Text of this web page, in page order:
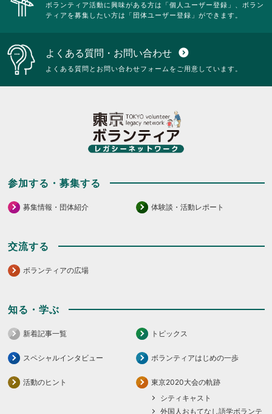
ボランティア活動に興味がある方は「個人ユーザー登録」、ボラン
ティアを募集したい方は「団体ユーザー登録」ができます。
よくある質問・お問い合わせ expand_circle_down
よくある質問とお問い合わせフォームをご用意しています。
参加する・募集する
募集情報・団体紹介 体験談・活動レポート
交流する
ボランティアの広場
知る・学ぶ
新着記事一覧 トピックス
スペシャルインタビュー ボランティアはじめの一歩
活動のヒント
東京2020大会の軌跡
シティキャスト
外国人おもてなし語学ボランテ